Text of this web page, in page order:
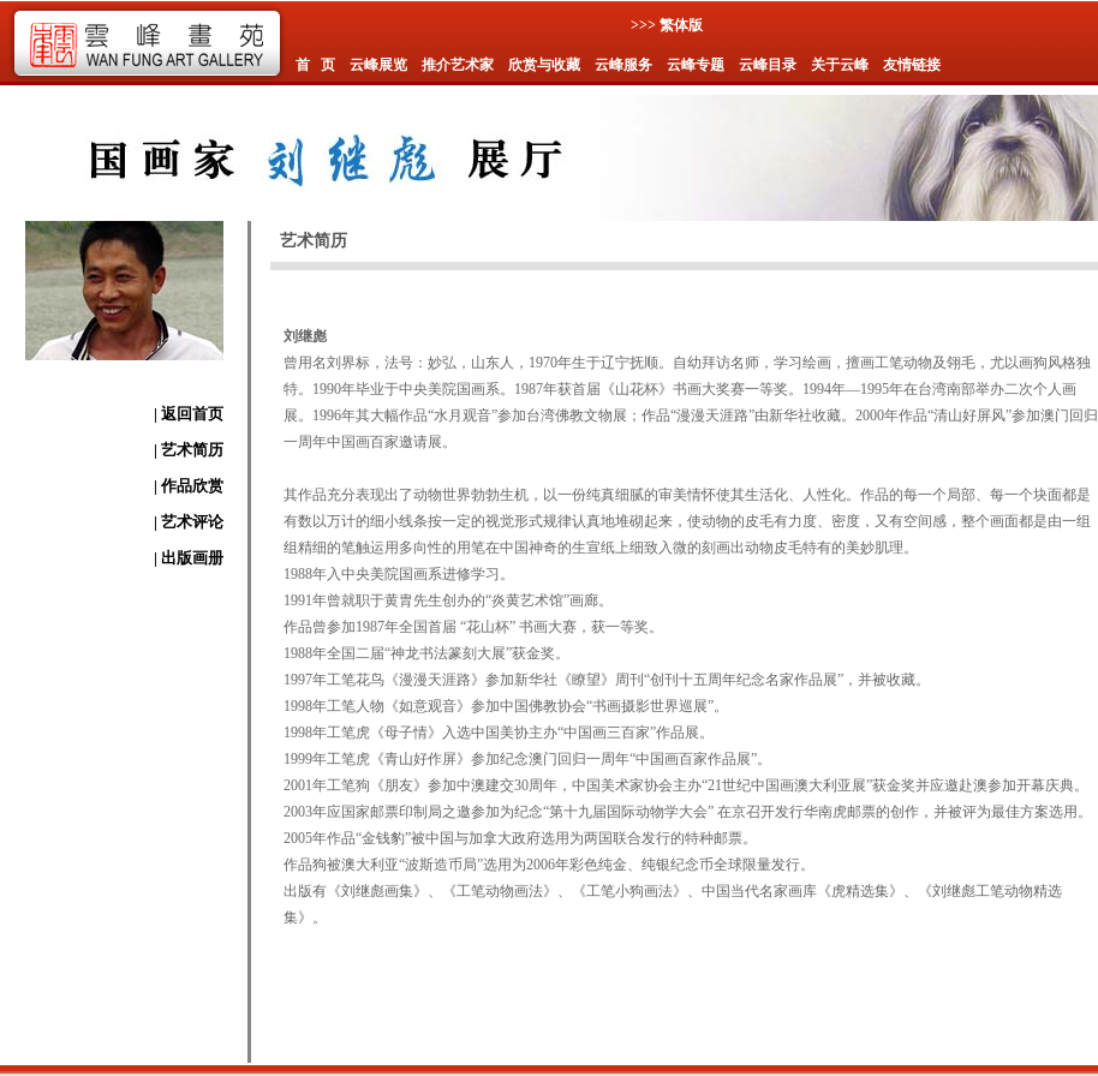
>>> 繁体版
首 页 云峰展览 推介艺术家 欣赏与收藏 云峰服务 云峰专题 云峰目录 关于云峰 友情链接
| 返回首页
| 艺术简历
| 作品欣赏
| 艺术评论
| 出版画册
艺术简历
刘继彪
曾用名刘界标，法号：妙弘，山东人，1970年生于辽宁抚顺。自幼拜访名师，学习绘画，擅画工笔动物及翎毛，尤以画狗风格独
特。1990年毕业于中央美院国画系。1987年获首届《山花杯》书画大奖赛一等奖。1994年—1995年在台湾南部举办二次个人画
展。1996年其大幅作品“水月观音”参加台湾佛教文物展；作品“漫漫天涯路”由新华社收藏。2000年作品“清山好屏风”参加澳门回归
一周年中国画百家邀请展。
其作品充分表现出了动物世界勃勃生机，以一份纯真细腻的审美情怀使其生活化、人性化。作品的每一个局部、每一个块面都是
有数以万计的细小线条按一定的视觉形式规律认真地堆砌起来，使动物的皮毛有力度、密度，又有空间感，整个画面都是由一组
组精细的笔触运用多向性的用笔在中国神奇的生宣纸上细致入微的刻画出动物皮毛特有的美妙肌理。
1988年入中央美院国画系进修学习。
1991年曾就职于黄胄先生创办的“炎黄艺术馆”画廊。
作品曾参加1987年全国首届 “花山杯” 书画大赛，获一等奖。
1988年全国二届“神龙书法篆刻大展”获金奖。
1997年工笔花鸟《漫漫天涯路》参加新华社《瞭望》周刊“创刊十五周年纪念名家作品展”，并被收藏。
1998年工笔人物《如意观音》参加中国佛教协会“书画摄影世界巡展”。
1998年工笔虎《母子情》入选中国美协主办“中国画三百家”作品展。
1999年工笔虎《青山好作屏》参加纪念澳门回归一周年“中国画百家作品展”。
2001年工笔狗《朋友》参加中澳建交30周年，中国美术家协会主办“21世纪中国画澳大利亚展”获金奖并应邀赴澳参加开幕庆典。
2003年应国家邮票印制局之邀参加为纪念“第十九届国际动物学大会” 在京召开发行华南虎邮票的创作，并被评为最佳方案选用。
2005年作品“金钱豹”被中国与加拿大政府选用为两国联合发行的特种邮票。
作品狗被澳大利亚“波斯造币局”选用为2006年彩色纯金、纯银纪念币全球限量发行。
出版有《刘继彪画集》、《工笔动物画法》、《工笔小狗画法》、中国当代名家画库《虎精选集》、《刘继彪工笔动物精选
集》。